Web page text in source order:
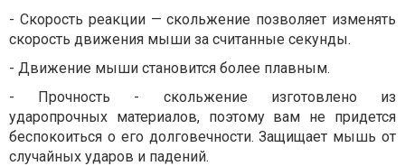
- Скорость реакции — скольжение позволяет изменять
скорость движения мыши за считанные секунды.
- Движение мыши становится более плавным.
- Прочность - скольжение изготовлено из
ударопрочных материалов, поэтому вам не придется
беспокоиться о его долговечности. Защищает мышь от
случайных ударов и падений.